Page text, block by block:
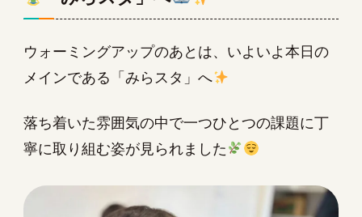
ウォーミングアップのあとは、いよいよ本日の
メインである「みらスタ」へ
落ち着いた雰囲気の中で一つひとつの課題に丁
寧に取り組む姿が見られました